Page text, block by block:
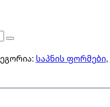
საპნის ფორმები,